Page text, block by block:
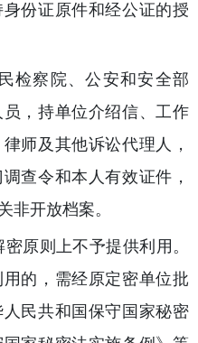
份证原件和经公证的授
检察院、公安和安全部
，持单位介绍信、工作
师及其他诉讼代理人，
查令和本人有效证件，
非开放档案。
原则上不予提供利用。
的，需经原定密单位批
民共和国保守国家秘密